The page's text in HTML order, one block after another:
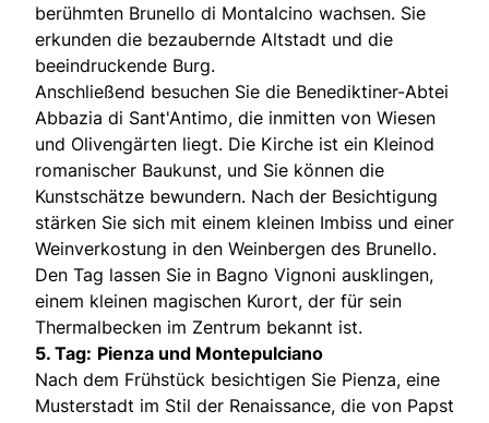
berühmten Brunello di Montalcino wachsen. Sie
erkunden die bezaubernde Altstadt und die
beeindruckende Burg.
Anschließend besuchen Sie die Benediktiner-Abtei
Abbazia di Sant'Antimo, die inmitten von Wiesen
und Olivengärten liegt. Die Kirche ist ein Kleinod
romanischer Baukunst, und Sie können die
Kunstschätze bewundern. Nach der Besichtigung
stärken Sie sich mit einem kleinen Imbiss und einer
Weinverkostung in den Weinbergen des Brunello.
Den Tag lassen Sie in Bagno Vignoni ausklingen,
einem kleinen magischen Kurort, der für sein
Thermalbecken im Zentrum bekannt ist.
5. Tag: Pienza und Montepulciano
Nach dem Frühstück besichtigen Sie Pienza, eine
Musterstadt im Stil der Renaissance, die von Papst